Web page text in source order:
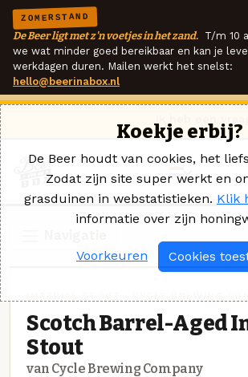
ZOMERSTAND
De Beer ligt met z'n voetjes in het zand. T/m 10
we wat minder goed bereikbaar en kan je
werkdagen duren. Mailen werkt het snelst:
hello@beerinabox.nl
Scotch Barrel-Aged
Stout
van Cycle Brewing Company
Koekje erbij?
De Beer houdt van cookies, het
Zodat zijn site super werkt en
grasduinen in webstatistieken. Klik
informatie over zijn
Voorkeuren Cookies